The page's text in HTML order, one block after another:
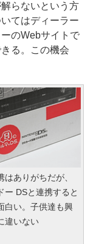
らないという方
てはディーラー
のWebサイトで
る。この機会
はありがちだが、
ー DSと連携すると
白い。子供達も興
違いない